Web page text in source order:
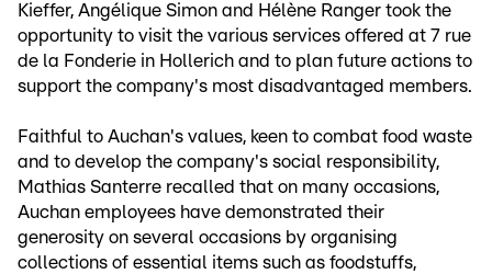
Kieffer, Angélique Simon and Hélène Ranger took the
opportunity to visit the various services offered at 7 rue
de la Fonderie in Hollerich and to plan future actions to
support the company's most disadvantaged members.
Faithful to Auchan's values, keen to combat food waste
and to develop the company's social responsibility,
Mathias Santerre recalled that on many occasions,
Auchan employees have demonstrated their
generosity on several occasions by organising
collections of essential items such as foodstuffs,